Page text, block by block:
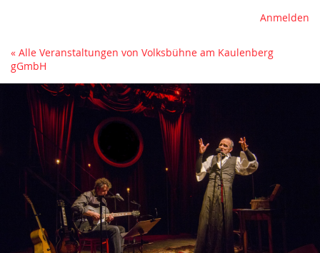
Anmelden
« Alle Veranstaltungen von Volksbühne am Kaulenberg
gGmbH